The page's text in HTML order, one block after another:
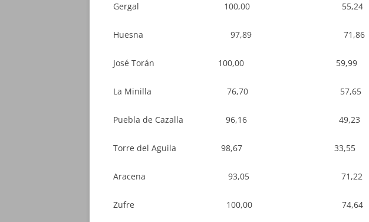
Gergal 100,00 55,24
Huesna 97,89 71,86
José Torán 100,00 59,99
La Minilla 76,70 57,65
Puebla de Cazalla 96,16 49,23
Torre del Aguila 98,67 33,55
Aracena 93,05 71,22
Zufre 100,00 74,64